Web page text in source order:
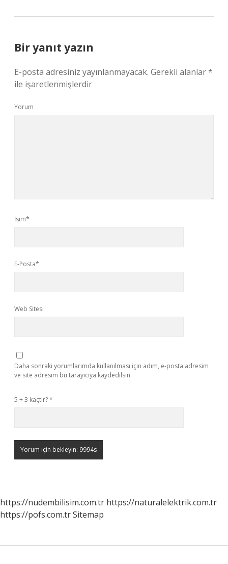
Bir yanıt yazın
E-posta adresiniz yayınlanmayacak. Gerekli alanlar*
ile işaretlenmişlerdir
Yorum
İsim*
E-Posta*
Web Sitesi
Daha sonraki yorumlarımda kullanılması için adım, e-posta adresim
ve site adresim bu tarayıcıya kaydedilsin.
5 + 3 kaçtır?*
https://nudembilisim.com.tr https://naturalelektrik.com.tr
https://pofs.com.trSitemap